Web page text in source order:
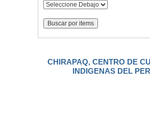
CHIRAPAQ, CENTRO DE
INDIGENAS DEL